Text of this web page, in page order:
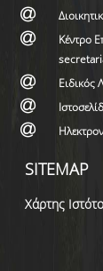
Κέντρο
Ειδικός
SITEMAP
Χάρτης